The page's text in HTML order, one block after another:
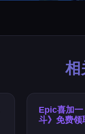
相
Epic喜加
斗》免费领